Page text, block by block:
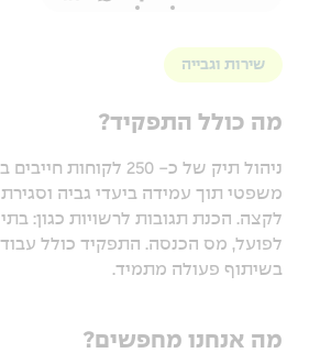
שירות וגבייה
מה כולל התפקיד?
ניהול תיק של כ- 250
משפטי תוך עמידה ביעדי גביה
לקצה. הכנת תגובות לרשויות כגון:
לפועל, מס הכנסה. התפקיד כולל
בשיתוף פעולה מתמיד.
מה אנחנו מחפשים?